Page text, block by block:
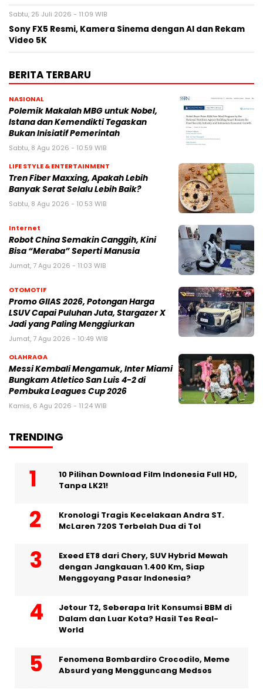
Sabtu, 25 Juli 2026 - 11:09 WIB
Sony FX5 Resmi, Kamera Sinema dengan AI dan Rekam
Video 5K
BERITA TERBARU
NASIONAL
Polemik Makalah MBG untuk Nobel,
Istana dan Kemendikti Tegaskan
Bukan Inisiatif Pemerintah
Sabtu, 8 Agu 2026 - 10:59 WIB
LIFE STYLE & ENTERTAINMENT
Tren Fiber Maxxing, Apakah Lebih
Banyak Serat Selalu Lebih Baik?
Sabtu, 8 Agu 2026 - 10:53 WIB
Internet
Robot China Semakin Canggih, Kini
Bisa “Meraba” Seperti Manusia
Jumat, 7 Agu 2026 - 11:03 WIB
OTOMOTIF
Promo GIIAS 2026, Potongan Harga
LSUV Capai Puluhan Juta, Stargazer X
Jadi yang Paling Menggiurkan
Jumat, 7 Agu 2026 - 10:49 WIB
OLAHRAGA
Messi Kembali Mengamuk, Inter Miami
Bungkam Atletico San Luis 4-2 di
Pembuka Leagues Cup 2026
Kamis, 6 Agu 2026 - 11:24 WIB
TRENDING
10 Pilihan Download Film Indonesia Full HD,
Tanpa LK21!
Kronologi Tragis Kecelakaan Andra ST.
McLaren 720S Terbelah Dua di Tol
Exeed ET8 dari Chery, SUV Hybrid Mewah
dengan Jangkauan 1.400 Km, Siap
Menggoyang Pasar Indonesia?
Jetour T2, Seberapa Irit Konsumsi BBM di
Dalam dan Luar Kota? Hasil Tes Real-
World
Fenomena Bombardiro Crocodilo, Meme
Absurd yang Mengguncang Medsos